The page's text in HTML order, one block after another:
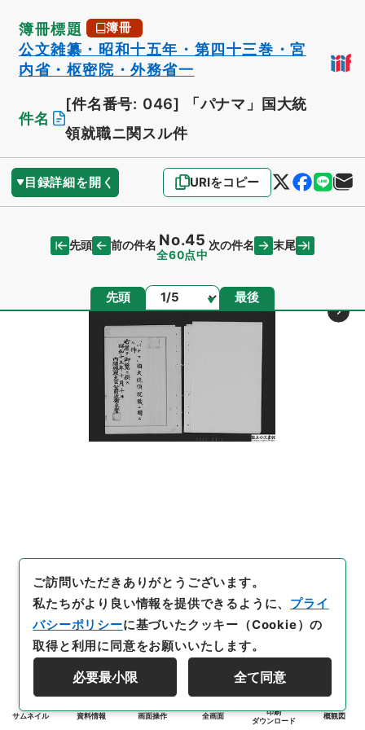
簿冊標題 簿冊
公文雑纂・昭和十五年・第四十三巻・宮
内省・枢密院・外務省一
件名
[件名番号: 046] 「パナマ」国大統
領就職ニ関スル件
目録詳細を開く URIをコピー
先頭 前の件名 No.45
全60点中
次の件名 末尾
先頭 ページ 最後
サムネイル 資料情報 画面操作 全画面
印刷
ダウンロード
概観図
ご訪問いただきありがとうございます。
私たちがより良い情報を提供できるように、 プライ
バシーポリシーに基づいたクッキー（Cookie）の
取得と利用に同意をお願いいたします。
必要最小限 全て同意